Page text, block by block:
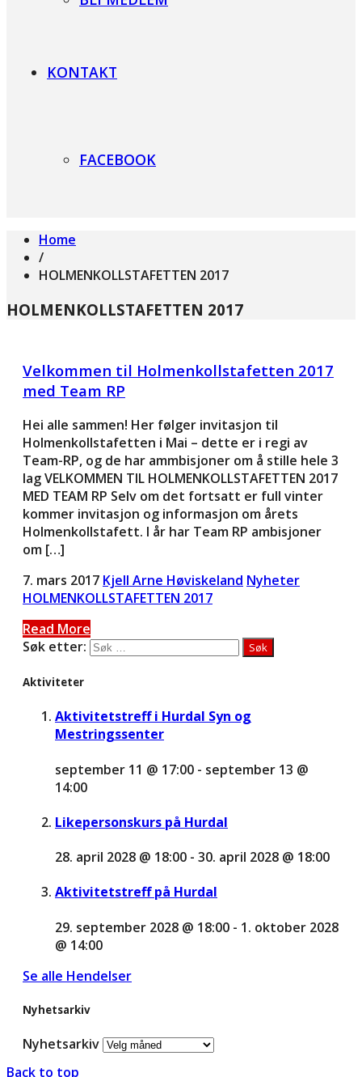
KONTAKT
FACEBOOK
Home
/
HOLMENKOLLSTAFETTEN 2017
HOLMENKOLLSTAFETTEN 2017
Velkommen til Holmenkollstafetten 2017
med Team RP
Hei alle sammen! Her følger invitasjon til
Holmenkollstafetten i Mai – dette er i regi av
Team-RP, og de har ammbisjoner om å stille hele 3
lag VELKOMMEN TIL HOLMENKOLLSTAFETTEN 2017
MED TEAM RP Selv om det fortsatt er full vinter
kommer invitasjon og informasjon om årets
Holmenkollstafett. I år har Team RP ambisjoner
om […]
7. mars 2017 Kjell Arne Høviskeland Nyheter
HOLMENKOLLSTAFETTEN 2017
Read More
Søk etter:
Aktiviteter
Aktivitetstreff i Hurdal Syn og
Mestringssenter
september 11 @ 17:00 - september 13 @
14:00
Likepersonskurs på Hurdal
28. april 2028 @ 18:00 - 30. april 2028 @ 18:00
Aktivitetstreff på Hurdal
29. september 2028 @ 18:00 - 1. oktober 2028
@ 14:00
Se alle Hendelser
Nyhetsarkiv
Nyhetsarkiv
Back to top